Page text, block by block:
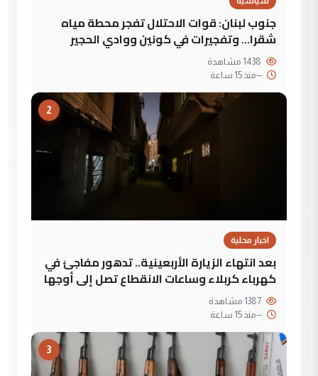
جنوب لبنان: قوات الاحتلال تفجر محطة مياه
شقرا… وتفجيرات في كونين ووادي الحجير
--منذ 15 ساعة
2
اخبار محلية
بعد انتهاء الزيارة الأربعينية.. تدهور مفاجئ في
كهرباء كربلاء وساعات الانقطاع تصل إلى أوجها
--منذ 15 ساعة
3